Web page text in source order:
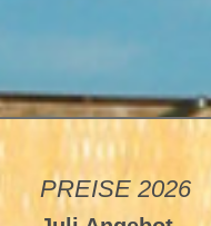
PREISE 2026